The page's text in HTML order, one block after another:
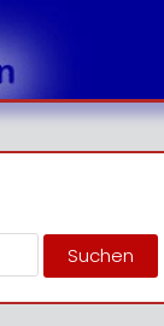
Suchen